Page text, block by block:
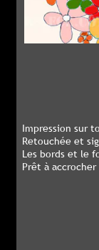
Impression sur
Retouchée et
Les bords et le
Prêt à accrocher